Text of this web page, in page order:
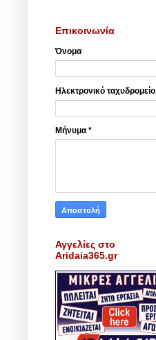
Επικοινωνία
Όνομα
Ηλεκτρονικό ταχυδρομείο
Μήνυμα *
Αγγελίες στο
Aridaia365.gr